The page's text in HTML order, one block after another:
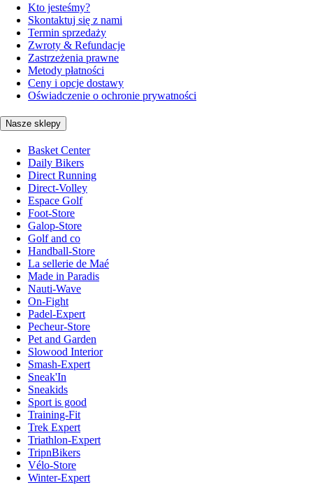
Kto jesteśmy?
Skontaktuj się z nami
Termin sprzedaży
Zwroty & Refundacje
Zastrzeżenia prawne
Metody płatności
Ceny i opcje dostawy
Oświadczenie o ochronie prywatności
Nasze sklepy
Basket Center
Daily Bikers
Direct Running
Direct-Volley
Espace Golf
Foot-Store
Galop-Store
Golf and co
Handball-Store
La sellerie de Maé
Made in Paradis
Nauti-Wave
On-Fight
Padel-Expert
Pecheur-Store
Pet and Garden
Slowood Interior
Smash-Expert
Sneak'In
Sneakids
Sport is good
Training-Fit
Trek Expert
Triathlon-Expert
TripnBikers
Vélo-Store
Winter-Expert